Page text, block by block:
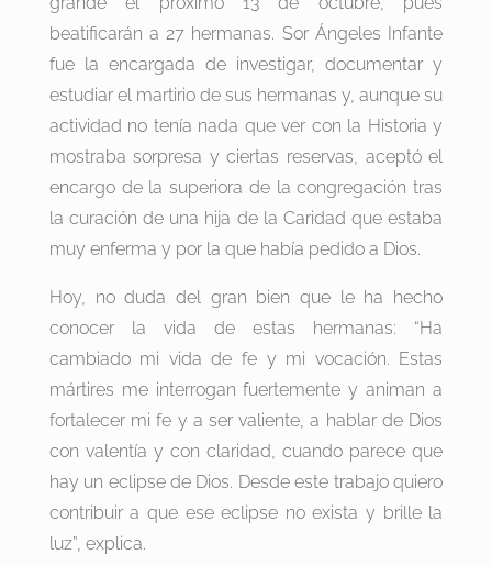
beatificarán a 27 hermanas. Sor Ángeles Infante
fue la encargada de investigar, documentar y
estudiar el martirio de sus hermanas y, aunque su
actividad no tenía nada que ver con la Historia y
mostraba sorpresa y ciertas reservas, aceptó el
encargo de la superiora de la congregación tras
la curación de una hija de la Caridad que estaba
muy enferma y por la que había pedido a Dios.
Hoy, no duda del gran bien que le ha hecho
conocer la vida de estas hermanas: “Ha
cambiado mi vida de fe y mi vocación. Estas
mártires me interrogan fuertemente y animan a
fortalecer mi fe y a ser valiente, a hablar de Dios
con valentía y con claridad, cuando parece que
hay un eclipse de Dios. Desde este trabajo quiero
contribuir a que ese eclipse no exista y brille la
luz”, explica.